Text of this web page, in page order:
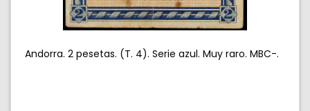
Andorra. 2 pesetas. (T. 4). Serie azul. Muy raro. MBC-.